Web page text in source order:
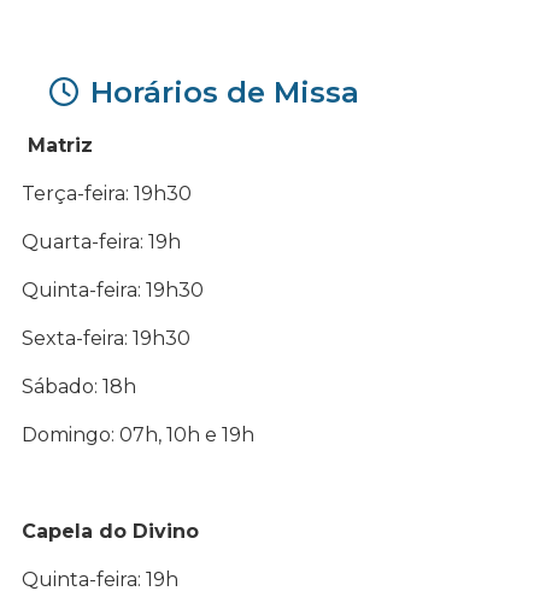
Horários de Missa
Matriz
Terça-feira: 19h30
Quarta-feira: 19h
Quinta-feira: 19h30
Sexta-feira: 19h30
Sábado: 18h
Domingo: 07h, 10h e 19h
Capela do Divino
Quinta-feira: 19h